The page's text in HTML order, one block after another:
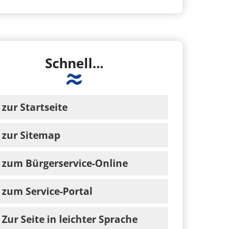
Schnell...
zur Startseite
zur Sitemap
zum Bürgerservice-Online
zum Service-Portal
Zur Seite in leichter Sprache